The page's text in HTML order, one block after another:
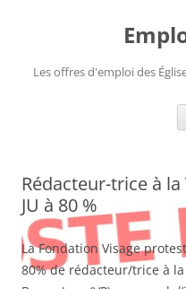
Les offres d'emploi des
Rédacteur-trice à
JU à 80 %
La Fondation Visage
80% de rédacteur/trice à